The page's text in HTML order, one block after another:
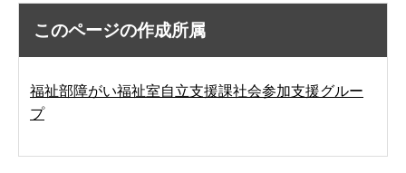
このページの作成所属
福祉部障がい福祉室自立支援課社会参加支援グルー
プ